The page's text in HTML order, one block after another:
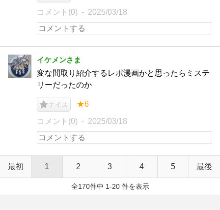
コメント(0) 2025/03/18
イケメンさま
変な間取り紹介するレポ漫画かと思ったらミステ
リーだったのか
ナイス ★6
コメント(0) 2025/03/18
最初 1 2 3 4 5 最後
全170件中 1-20 件を表示